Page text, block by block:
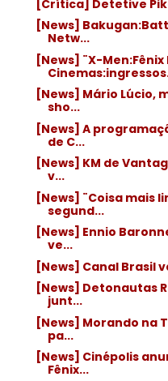
[Crítica] Detetive
[News]
Netw...
[News] ¨X-Men:Fênix
[News] Mário Lúcio,
sho...
[News] A
de C...
[News] KM de
v...
[News] ¨Coisa mais
segund...
[News] Ennio
ve...
[News] Canal Brasil
[News] Detonautas
junt...
[News] Morando na
pa...
[News] Cinépolis
Fênix...